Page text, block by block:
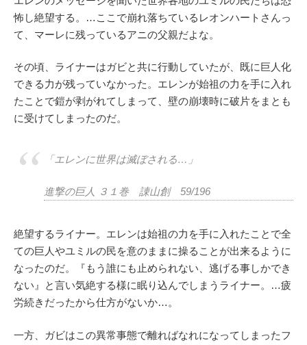
怖し絶望する。…ここで崩れ落ちているレオンハートさんっ
て、マーレに残っているアニの父親だよな。
その頃、ライナーはガビと共に行動していたが、既に巨人化
できる力が残っていなかった。エレンが始祖の力を手に入れ
たことで鎧が剥がれてしまって、壁の崩壊時に破片をまとも
に受けてしまったのだ。
「エレンに世界は滅ぼされる…」
進撃の巨人 ３１巻 諌山創 59/196
絶望するライナー。エレンは始祖の力を手に入れたことで全
ての巨人やユミルの民を意のままに操ることが出来るように
なったのだ。『もう誰にも止められない、逃げる事しかでき
ない』と言い気絶する様に眠り込んでしまうライナー。…疲
労続きだったから仕方がないか…。
一方、ガビはこの異常事態で離ればなれになってしまったフ